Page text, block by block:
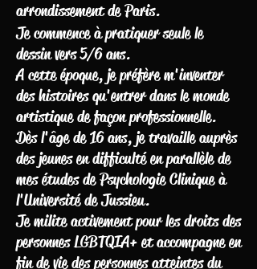
arrondissement de Paris.
Je commence à pratiquer seule le
dessin vers 5/6 ans.
A cette époque, je préfère m'inventer
des histoires qu'entrer dans le monde
artistique de façon professionnelle.
Dès l'âge de 16 ans, je travaille auprès
des jeunes en difficulté en parallèle de
mes études de Psychologie Clinique à
l'Université de Jussieu.
Je milite activement pour les droits des
personnes LGBTQIA+ et accompagne en
fin de vie des personnes atteintes du